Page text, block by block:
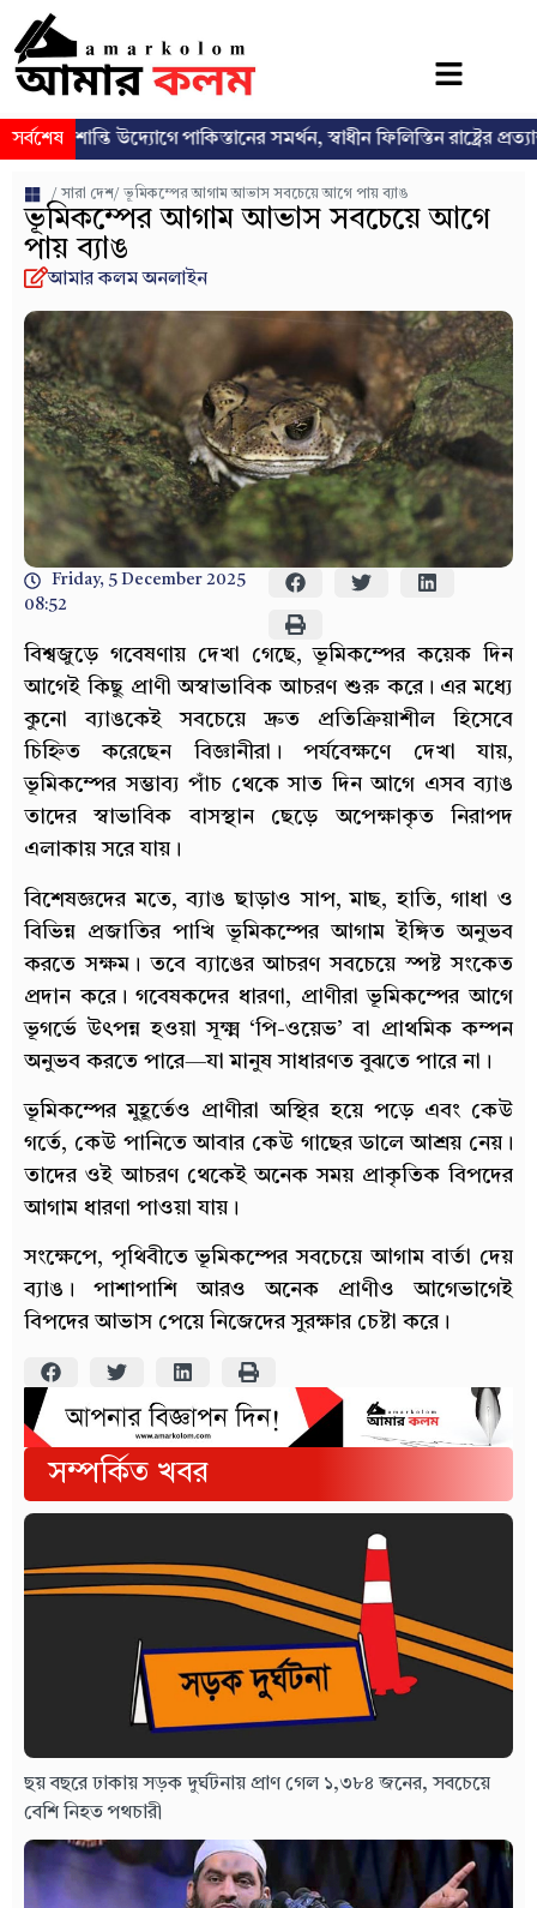
সর্বশেষউদ্যোগে পাকিস্তানের সমর্থন, স্বাধীন ফিলিস্তিন রাষ্ট্রের প্রত্যাশা
/ সারা দেশ/ ভূমিকম্পের আগাম আভাস সবচেয়ে আগে পায় ব্যাঙ
ভূমিকম্পের আগাম আভাস সবচেয়ে আগে
পায় ব্যাঙ
আমার কলম অনলাইন
Friday, 5 December 2025
08:52
বিশ্বজুড়ে গবেষণায় দেখা গেছে, ভূমিকম্পের কয়েক দিন
আগেই কিছু প্রাণী অস্বাভাবিক আচরণ শুরু করে। এর মধ্যে
কুনো ব্যাঙকেই সবচেয়ে দ্রুত প্রতিক্রিয়াশীল হিসেবে
চিহ্নিত করেছেন বিজ্ঞানীরা। পর্যবেক্ষণে দেখা যায়,
ভূমিকম্পের সম্ভাব্য পাঁচ থেকে সাত দিন আগে এসব ব্যাঙ
তাদের স্বাভাবিক বাসস্থান ছেড়ে অপেক্ষাকৃত নিরাপদ
এলাকায় সরে যায়।
বিশেষজ্ঞদের মতে, ব্যাঙ ছাড়াও সাপ, মাছ, হাতি, গাধা ও
বিভিন্ন প্রজাতির পাখি ভূমিকম্পের আগাম ইঙ্গিত অনুভব
করতে সক্ষম। তবে ব্যাঙের আচরণ সবচেয়ে স্পষ্ট সংকেত
প্রদান করে। গবেষকদের ধারণা, প্রাণীরা ভূমিকম্পের আগে
ভূগর্ভে উৎপন্ন হওয়া সূক্ষ্ম ‘পি-ওয়েভ’ বা প্রাথমিক কম্পন
অনুভব করতে পারে—যা মানুষ সাধারণত বুঝতে পারে না।
ভূমিকম্পের মুহূর্তেও প্রাণীরা অস্থির হয়ে পড়ে এবং কেউ
গর্তে, কেউ পানিতে আবার কেউ গাছের ডালে আশ্রয় নেয়।
তাদের ওই আচরণ থেকেই অনেক সময় প্রাকৃতিক বিপদের
আগাম ধারণা পাওয়া যায়।
সংক্ষেপে, পৃথিবীতে ভূমিকম্পের সবচেয়ে আগাম বার্তা দেয়
ব্যাঙ। পাশাপাশি আরও অনেক প্রাণীও আগেভাগেই
বিপদের আভাস পেয়ে নিজেদের সুরক্ষার চেষ্টা করে।
সম্পর্কিত খবর
ছয় বছরে ঢাকায় সড়ক দুর্ঘটনায় প্রাণ গেল ১,৩৮৪ জনের, সবচেয়ে
বেশি নিহত পথচারী